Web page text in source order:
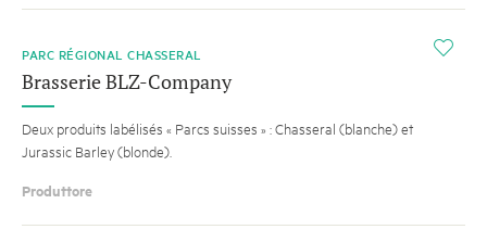
i
PARC RÉGIONAL CHASSERAL
Brasserie BLZ-Company
Deux produits labélisés « Parcs suisses » : Chasseral (blanche) et
Jurassic Barley (blonde).
Produttore